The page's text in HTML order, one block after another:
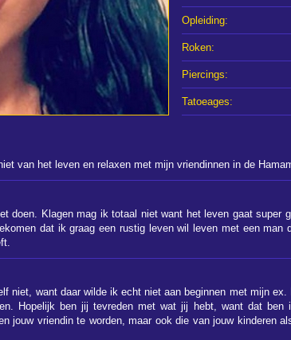
Opleiding:
Roken:
Piercings:
Tatoeages:
van het leven en relaxen met mijn vriendinnen in de
doen. Klagen mag ik totaal niet want het leven gaat super
dat ik graag een rustig leven wil leven met een man
niet, want daar wilde ik echt niet aan beginnen met mijn ex.
Hopelijk ben jij tevreden met wat jij hebt, want dat ben
jouw vriendin te worden, maar ook die van jouw kinderen